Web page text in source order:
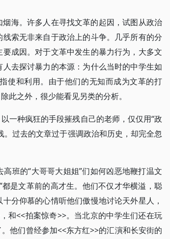
海。许多人在寻找文革的起因，试图从政治
索无非来自于政治上的斗争。几乎所有的分
成因。对于文革中发生的暴力行为，大多文
去探讨暴力的本源：为什么当时的中学生如
使和利用。由于他们的无知而成为文革的打
此之外，很少能看见另类的分析。
一种疯狂的手段摧残自己的老师，仅仅用“政
过去的文章过于强调政治和历史，却完全忽
班的“大哥哥大姐姐”们如何凶恶地鞭打温文
是文革前的高才生。他们不仅才华横溢，聪
分仰慕的心情听他们傲慢地讨论天外星人，
和<<拍案惊奇>>。当北京的中学生们还在玩
他们曾经参加<<东方红>>的汇演和长安街的